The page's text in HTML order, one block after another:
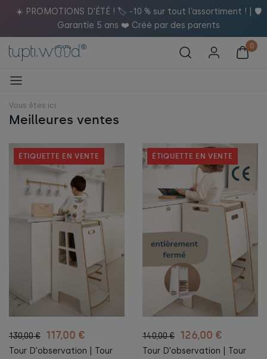
☀️ PROMOTIONS D'ÉTÉ ! 🏷️ -10 % sur tout l’assortiment ! | 🛡️
Garantie 5 ans ❤️ Créé par des parents
Vous êtes ici
Meilleures ventes
ÉTIQUETTE EN VENTE
130,00 € 117,00 €
Tour D'observation | Tour
ÉTIQUETTE EN VENTE
140,00 € 126,00 €
Tour D'observation | Tour